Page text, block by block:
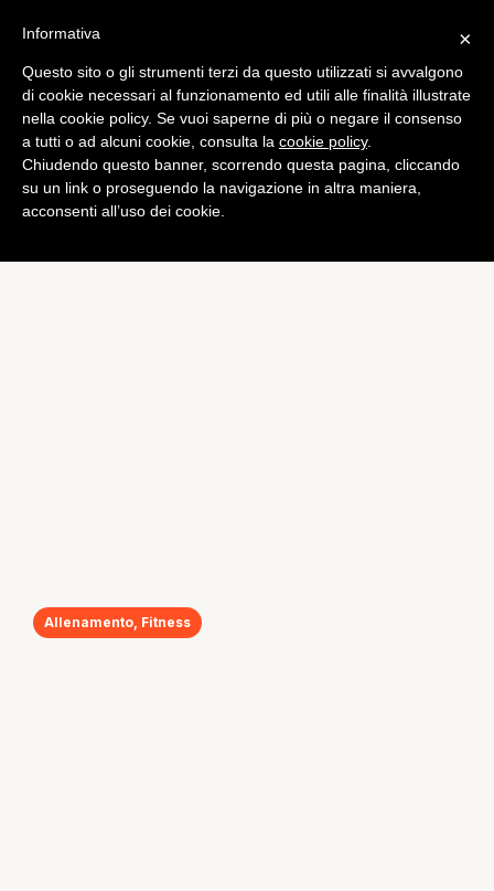
Allenamento, Fitness
×
Informativa
Questo sito o gli strumenti terzi da questo utilizzati si avvalgono
di cookie necessari al funzionamento ed utili alle finalità illustrate
nella cookie policy. Se vuoi saperne di più o negare il consenso
a tutti o ad alcuni cookie, consulta la cookie policy.
Chiudendo questo banner, scorrendo questa pagina, cliccando
su un link o proseguendo la navigazione in altra maniera,
acconsenti all’uso dei cookie.